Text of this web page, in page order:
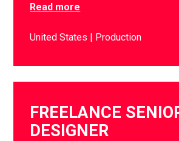
Read more
United States Production
FREELANCE
DESIGNER